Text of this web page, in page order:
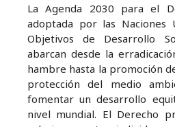
La Agenda 2030 para el
adoptada por las Naciones
Objetivos de Desarrollo
abarcan desde la
hambre hasta la promoción
protección del medio
fomentar un desarrollo
nivel mundial. El Derecho